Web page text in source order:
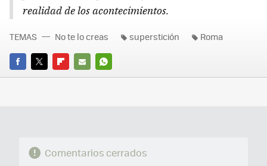
realidad de los acontecimientos.
FACEBOOK
TWITTERFLIPBOARD
E-
WHATSAPP
TEMAS No te lo creas superstición Roma
Comentarios cerrados